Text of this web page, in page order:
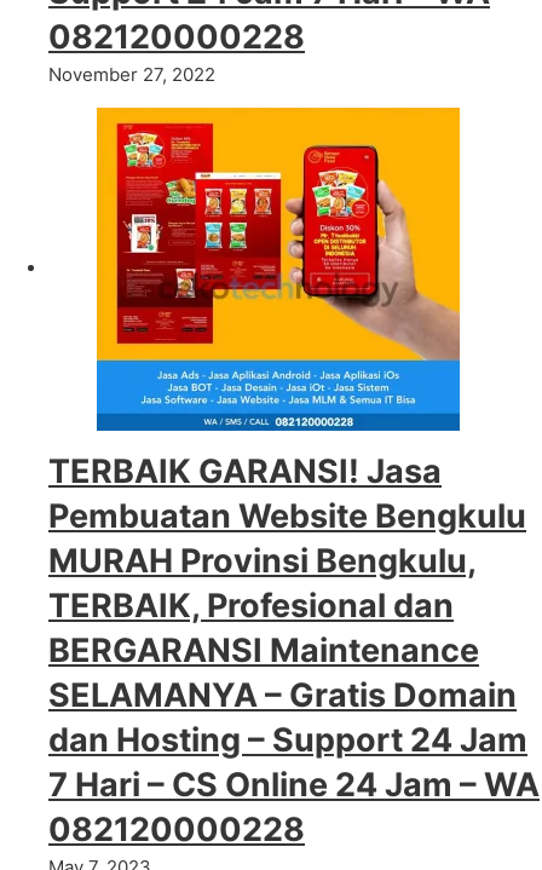
Support 24 Jam 7 Hari – WA
082120000228
November 27, 2022
TERBAIK GARANSI! Jasa
Pembuatan Website Bengkulu
MURAH Provinsi Bengkulu,
TERBAIK, Profesional dan
BERGARANSI Maintenance
SELAMANYA – Gratis Domain
dan Hosting – Support 24 Jam
7 Hari – CS Online 24 Jam – WA
082120000228